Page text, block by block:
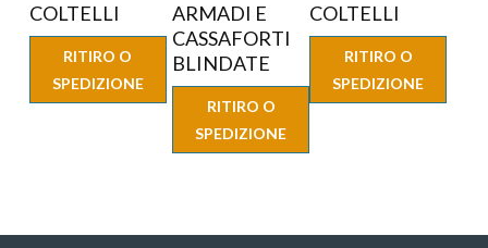
COLTELLI
RITIRO O
SPEDIZIONE
ARMADI E
CASSAFORTI
BLINDATE
RITIRO O
SPEDIZIONE
COLTELLI
RITIRO O
SPEDIZIONE